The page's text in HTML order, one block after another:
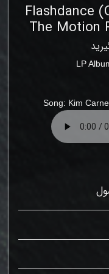
Flashdance
The Motion
LP
Song: Kim